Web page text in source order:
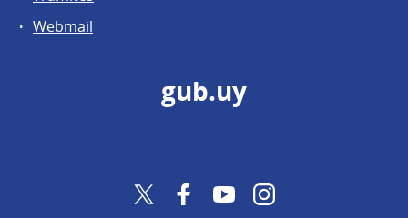
Webmail
gub.uy
Twitter FacebookYouTubeInstagram